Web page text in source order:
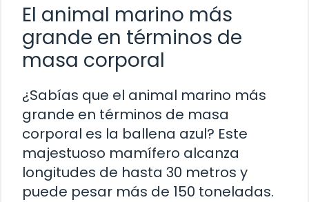
El animal marino más
grande en términos de
masa corporal
¿Sabías que el animal marino más
grande en términos de masa
corporal es la ballena azul? Este
majestuoso mamífero alcanza
longitudes de hasta 30 metros y
puede pesar más de 150 toneladas.